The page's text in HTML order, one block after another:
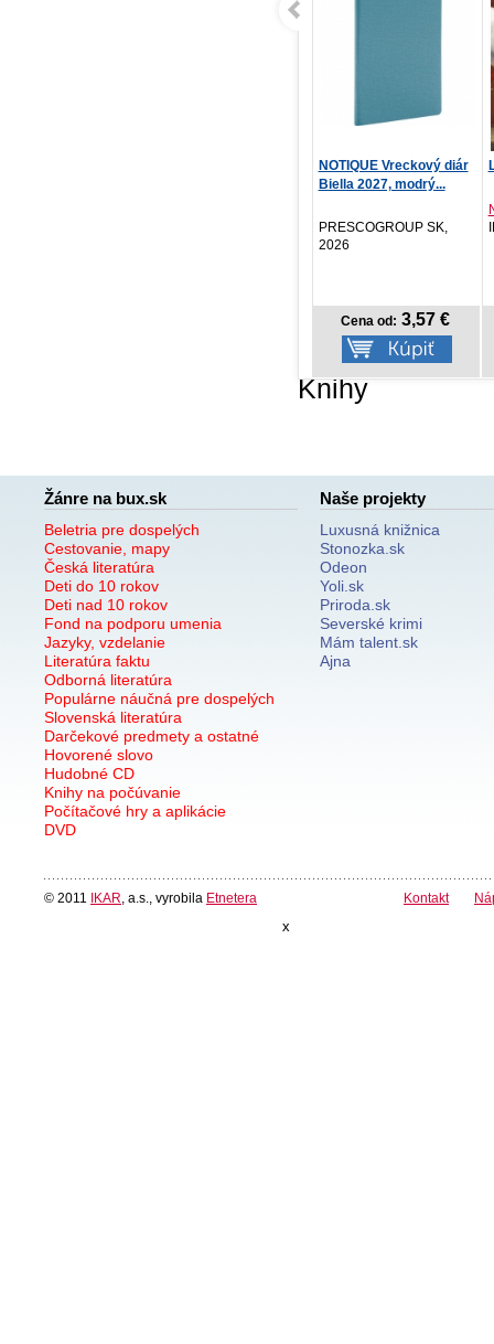
NOTIQUE Vreckový diár
Biella 2027, modrý...
PRESCOGROUP SK,
2026
Cena od:3,57 €
Knihy
Žánre na bux.sk
Beletria pre dospelých
Cestovanie, mapy
Česká literatúra
Deti do 10 rokov
Deti nad 10 rokov
Fond na podporu umenia
Jazyky, vzdelanie
Literatúra faktu
Odborná literatúra
Populárne náučná pre dospelých
Slovenská literatúra
Darčekové predmety a ostatné
Hovorené slovo
Hudobné CD
Knihy na počúvanie
Počítačové hry a aplikácie
DVD
Naše projekty
Luxusná knižnica
Stonozka.sk
Odeon
Yoli.sk
Priroda.sk
Severské krimi
Mám talent.sk
Ajna
© 2011 IKAR , a.s., vyrobila Etnetera Kontakt
x